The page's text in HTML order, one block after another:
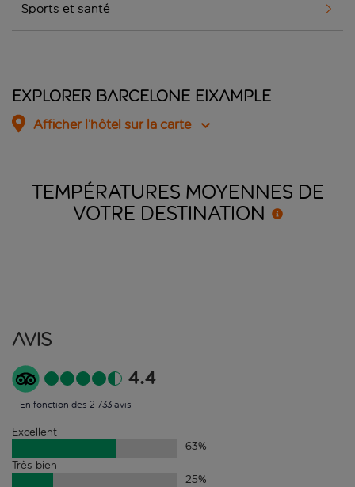
Sports et santé
Explorer Barcelone Eixample
Afficher l’hôtel sur la carte
TEMPÉRATURES MOYENNES DE
VOTRE DESTINATION
Avis
4.4
En fonction des 2 733 avis
Excellent
63%
Très bien
25%